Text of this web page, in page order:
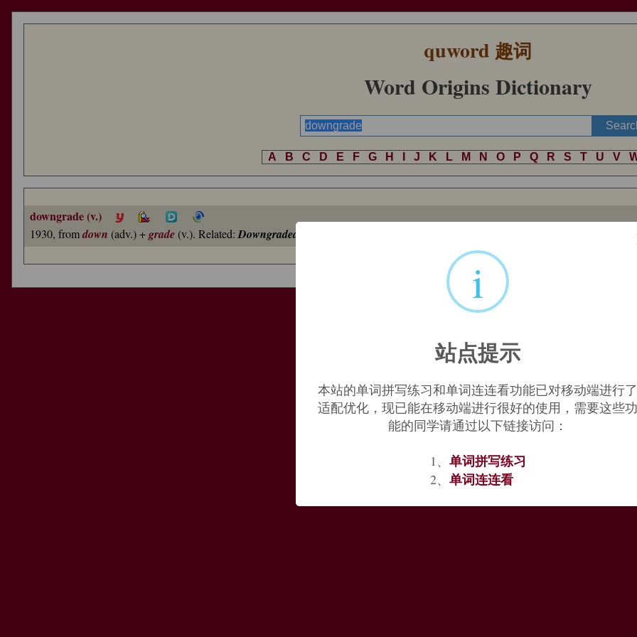
quword 趣词
Word Origins Dictionary
A B C D E F G H J K L M N O P Q R S T U V
downgrade (v.)
1930, fromdown (adv.) +grade (v.). Related: Downgraded
i
站点提示
本站的单词拼写练习和单词连连看功能已对移动端进行了
适配优化，现已能在移动端进行很好的使用，需要这些功
能的同学请通过以下链接访问：
1、 单词拼写练习
2、 单词连连看